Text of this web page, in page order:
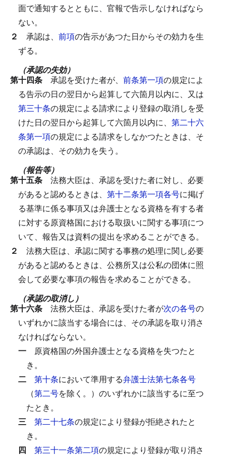
面で通知するとともに、官報で告示しなければなら
ない。
２ 承認は、 前項の告示があつた日からその効力を生
ずる。
（承認の失効）
第十四条 承認を受けた者が、 前条第一項の規定によ
る告示の日の翌日から起算して六箇月以内に、又は
第三十条の規定による請求により登録の取消しを受
けた日の翌日から起算して六箇月以内に、 第二十六
条第一項の規定による請求をしなかつたときは、そ
の承認は、その効力を失う。
（報告等）
第十五条 法務大臣は、承認を受けた者に対し、必要
があると認めるときは、 第十二条第一項各号に掲げ
る基準に係る事項又は弁護士となる資格を有する者
に対する原資格国における取扱いに関する事項につ
いて、報告又は資料の提出を求めることができる。
２ 法務大臣は、承認に関する事務の処理に関し必要
があると認めるときは、公務所又は公私の団体に照
会して必要な事項の報告を求めることができる。
（承認の取消し）
第十六条 法務大臣は、承認を受けた者が次の各号の
いずれかに該当する場合には、その承認を取り消さ
なければならない。
一 原資格国の外国弁護士となる資格を失つたと
き。
二 第十条において準用する弁護士法第七条各号
（第二号を除く。）のいずれかに該当するに至つ
たとき。
三 第二十七条の規定により登録が拒絶されたと
き。
四 第三十一条第二項の規定により登録が取り消さ